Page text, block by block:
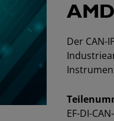
Der CAN-
EF-DI-